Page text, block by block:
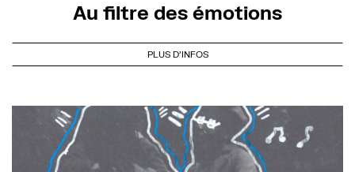
Au filtre des émotions
PLUS D'INFOS